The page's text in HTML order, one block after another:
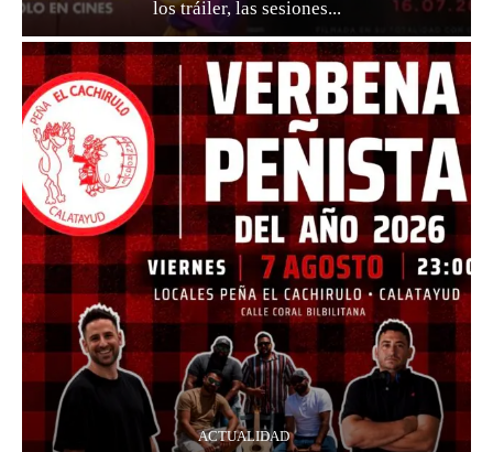
los tráiler, las sesiones...
ACTUALIDAD